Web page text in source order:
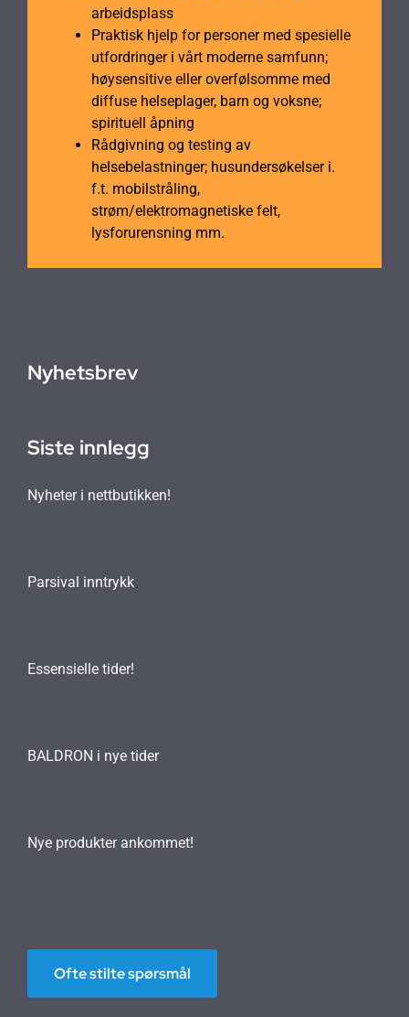
arbeidsplass
Praktisk hjelp for personer med spesielle
utfordringer i vårt moderne samfunn;
høysensitive eller overfølsomme med
diffuse helseplager, barn og voksne;
spirituell åpning
Rådgivning og testing av
helsebelastninger; husundersøkelser i.
f.t. mobilstråling,
strøm/elektromagnetiske felt,
lysforurensning mm.
Nyhetsbrev
Siste innlegg
Nyheter i nettbutikken!
Parsival inntrykk
Essensielle tider!
BALDRON i nye tider
Nye produkter ankommet!
Ofte stilte spørsmål